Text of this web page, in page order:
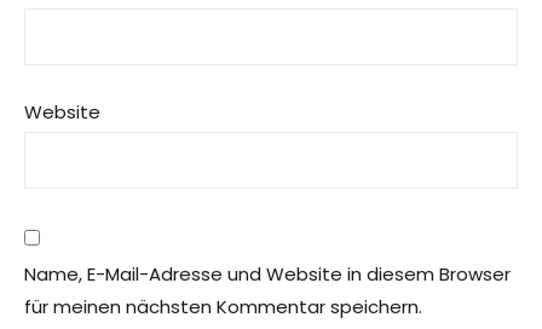
Website
Name, E-Mail-Adresse und Website in diesem Browser
für meinen nächsten Kommentar speichern.